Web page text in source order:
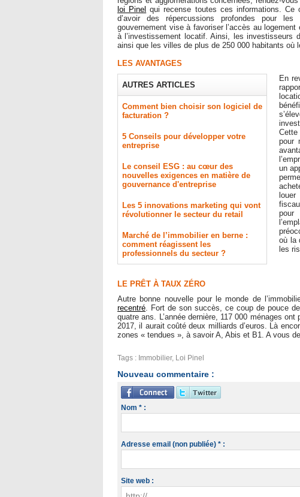
loi Pinel qui recense toutes ces informations. Ce
d’avoir des répercussions profondes pour
gouvernement vise à favoriser l’accès au
à l’investissement locatif. Ainsi, les investisseurs
ainsi que les villes de plus de 250 000 habitants où
LES AVANTAGES
AUTRES ARTICLES
Comment bien choisir son logiciel de
facturation ?
5 Conseils pour développer votre
entreprise
Le conseil ESG : au cœur des
nouvelles exigences en matière de
gouvernance d'entreprise
Les 5 innovations marketing qui vont
révolutionner le secteur du retail
Marché de l’immobilier en berne :
comment réagissent les
professionnels du secteur ?
En
pour
un
pour
où la
les
LE PRÊT À TAUX ZÉRO
Autre bonne nouvelle pour le monde de
recentré. Fort de son succès, ce coup de pouce
quatre ans. L’année dernière, 117 000 ménages
2017, il aurait coûté deux milliards d’euros. Là
zones « tendues », à savoir A, Abis et B1. A vous
Tags : Immobilier, Loi Pinel
Nouveau commentaire :
Nom * :
Adresse email (non publiée) * :
Site web :